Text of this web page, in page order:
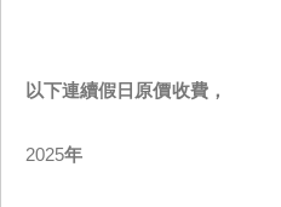
以下連續假日原價收費，
2025年